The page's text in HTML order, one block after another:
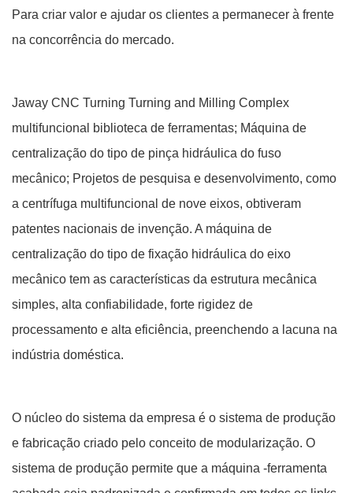
Para criar valor e ajudar os clientes a permanecer à frente
na concorrência do mercado.
Jaway CNC Turning Turning and Milling Complex
multifuncional biblioteca de ferramentas; Máquina de
centralização do tipo de pinça hidráulica do fuso
mecânico; Projetos de pesquisa e desenvolvimento, como
a centrífuga multifuncional de nove eixos, obtiveram
patentes nacionais de invenção. A máquina de
centralização do tipo de fixação hidráulica do eixo
mecânico tem as características da estrutura mecânica
simples, alta confiabilidade, forte rigidez de
processamento e alta eficiência, preenchendo a lacuna na
indústria doméstica.
O núcleo do sistema da empresa é o sistema de produção
e fabricação criado pelo conceito de modularização. O
sistema de produção permite que a máquina -ferramenta